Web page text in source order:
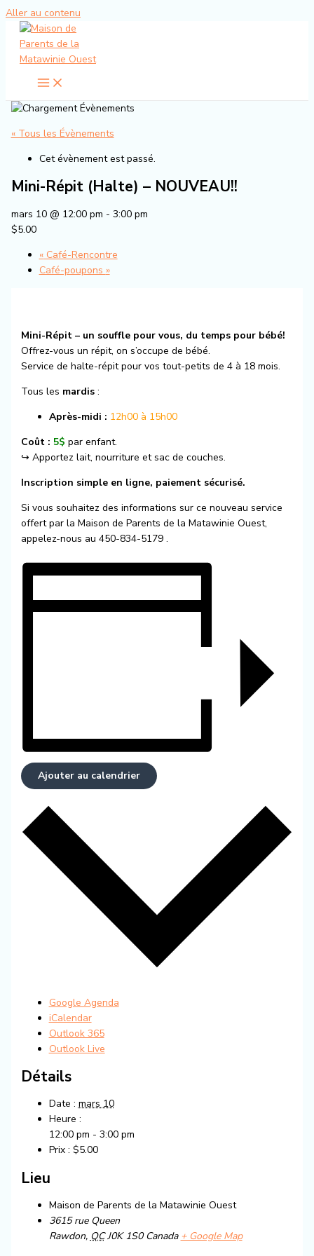
Aller au contenu
« Tous les Évènements
Cet évènement est passé.
Mini-Répit (Halte) – NOUVEAU!!
mars 10 @ 12:00 pm - 3:00 pm
$5.00
«Café-Rencontre
Café-poupons »
Mini-Répit – un souffle pour vous, du temps pour bébé!
Offrez-vous un répit, on s’occupe de bébé.
Service de halte-répit pour vos tout-petits de 4 à 18 mois.
Tous les mardis:
Après-midi : 12h00 à 15h00
Coût : 5$ par enfant.
↪️ Apportez lait, nourriture et sac de couches.
Inscription simple en ligne, paiement sécurisé.
Si vous souhaitez des informations sur ce nouveau service
offert par la Maison de Parents de la Matawinie Ouest,
appelez-nous au 450-834-5179 .
Ajouter au calendrier
Google Agenda
iCalendar
Outlook 365
Outlook Live
Détails
Date : mars 10
Heure :
12:00 pm - 3:00 pm
Prix : $5.00
Lieu
Maison de Parents de la Matawinie Ouest
3615 rue Queen
Rawdon, QC J0K 1S0 Canada + Google Map